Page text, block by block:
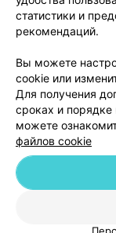
© 2026 ООО «Артокс
статистики и
рекомендаций.
Вы можете
cookie или
Для получения
сроках и
можете
файлов cookie